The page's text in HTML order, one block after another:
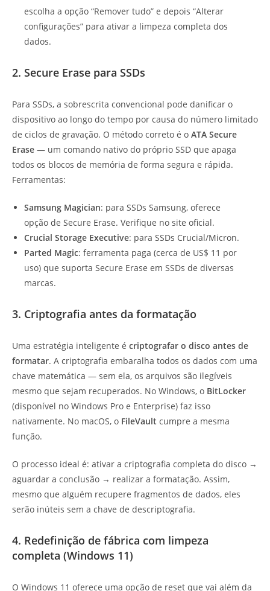
escolha a opção “Remover tudo” e depois “Alterar
configurações” para ativar a limpeza completa dos
dados.
2. Secure Erase para SSDs
Para SSDs, a sobrescrita convencional pode danificar o
dispositivo ao longo do tempo por causa do número limitado
de ciclos de gravação. O método correto é o ATA Secure
Erase — um comando nativo do próprio SSD que apaga
todos os blocos de memória de forma segura e rápida.
Ferramentas:
Samsung Magician: para SSDs Samsung, oferece
opção de Secure Erase. Verifique no site oficial.
Crucial Storage Executive: para SSDs Crucial/Micron.
Parted Magic: ferramenta paga (cerca de US$ 11 por
uso) que suporta Secure Erase em SSDs de diversas
marcas.
3. Criptografia antes da formatação
Uma estratégia inteligente é criptografar o disco antes de
formatar. A criptografia embaralha todos os dados com uma
chave matemática — sem ela, os arquivos são ilegíveis
mesmo que sejam recuperados. No Windows, o BitLocker
(disponível no Windows Pro e Enterprise) faz isso
nativamente. No macOS, o FileVault cumpre a mesma
função.
O processo ideal é: ativar a criptografia completa do disco →
aguardar a conclusão → realizar a formatação. Assim,
mesmo que alguém recupere fragmentos de dados, eles
serão inúteis sem a chave de descriptografia.
4. Redefinição de fábrica com limpeza
completa (Windows 11)
O Windows 11 oferece uma opção de reset que vai além da